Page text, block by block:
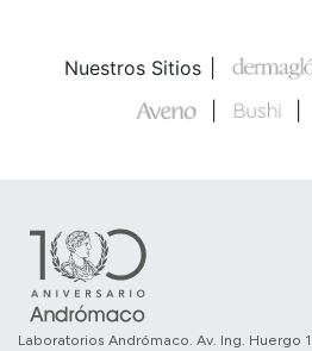
Nuestros Sitios
Laboratorios Andrómaco. Av. Ing. Huergo